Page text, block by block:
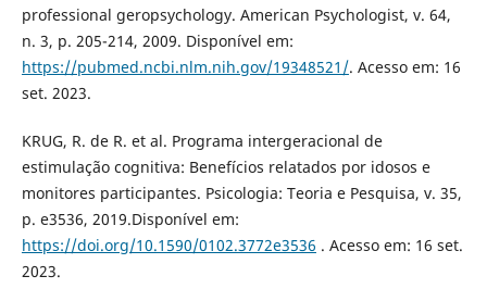
professional geropsychology. American Psychologist, v. 64,
n. 3, p. 205-214, 2009. Disponível em:
https://pubmed.ncbi.nlm.nih.gov/19348521/. Acesso em: 16
set. 2023.
KRUG, R. de R. et al. Programa intergeracional de
estimulação cognitiva: Benefícios relatados por idosos e
monitores participantes. Psicologia: Teoria e Pesquisa, v. 35,
p. e3536, 2019.Disponível em:
https://doi.org/10.1590/0102.3772e3536 . Acesso em: 16 set.
2023.